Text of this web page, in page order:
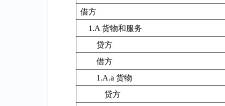
借方
1.A 货物和服务
贷方
借方
1.A.a 货物
贷方